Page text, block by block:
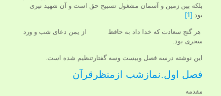
بلکه بین زمین و آسمان مشغول تسبیح حق است و آن شهید نیری
بود. [1]
هر گنج سعادت که خدا داد به حافظ از یمن دعای شب و ورد
سحری بود.
این نوشته درسه فصل وبیست وسه گفتارتنظیم شده است.
فصل اول.نمازشب ازمنظرقرآن
مقدمه